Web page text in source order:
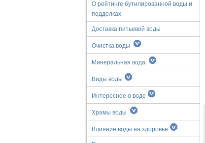
О рейтинге бутилированной воды и
подделках
Доставка питьевой воды
Очистка воды
Минеральная вода
Виды воды
Интересное о воде
Храмы воды
Влияние воды на здоровье